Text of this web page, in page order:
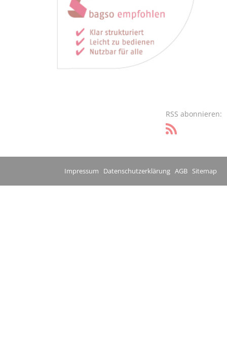
RSS abonnieren:
Impressum Datenschutzerklärung AGB Sitemap